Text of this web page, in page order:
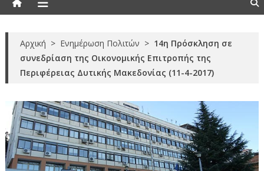
Αρχική > Ενημέρωση Πολιτών > 14η Πρόσκληση σε
συνεδρίαση της Οικονομικής Επιτροπής της
Περιφέρειας Δυτικής Μακεδονίας (11-4-2017)